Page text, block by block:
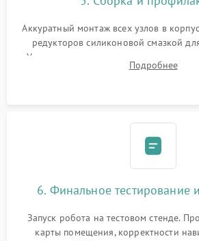
Аккуратный монтаж всех узлов в
редукторов силиконовой смазкой
Установка новых расходных
микрофибры, щеток). Надежная
Подробнее
6. Финальное тестирование
Запуск робота на тестовом стенде.
карты помещения, корректности